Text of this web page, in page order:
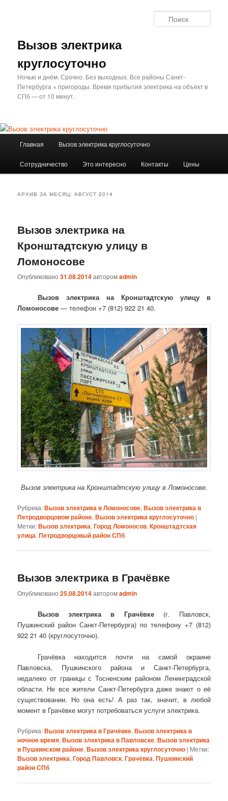
Вызов электрика
круглосуточно
Ночью и днём. Срочно. Без выходных. Все районы Санкт-
Петербурга + пригороды. Время прибытия электрика на объект в
СПб — от 10 минут.
Главная Вызов электрика круглосуточно
Сотрудничество Это интересно Контакты Цены
АРХИВ ЗА МЕСЯЦ:АВГУСТ 2014
Вызов электрика на
Кронштадтскую улицу в
Ломоносове
Опубликовано31.08.2014авторомadmin
Вызов электрика на Кронштадтскую улицу в
Ломоносове — телефон +7 (812) 922 21 40.
Вызов электрика на Кронштадтскую улицу в Ломоносове.
Рубрика:Вызов электрика в Ломоносове,Вызов электрика в
Петродворцовом районе,Вызов электрика круглосуточно |
Метки:Вызов электрика,Город Ломоносов,Кронштадтская
улица,Петродворцовый район СПб
Вызов электрика в Грачёвке
Опубликовано25.08.2014авторомadmin
Вызов электрика в Грачёвке (г. Павловск,
Пушкинский район Санкт-Петербурга) по телефону +7 (812)
922 21 40 (круглосуточно).
Грачёвка находится почти на самой окраине
Павловска, Пушкинского района и Санкт-Петербурга,
недалеко от границы с Тосненским районом Ленинградской
области. Не все жители Санкт-Петербурга даже знают о её
существовании. Но она есть! А раз так, значит, в любой
момент в Грачёвке могут потребоваться услуги электрика.
Рубрика:Вызов электрика в Грачёвке,Вызов электрика в
ночное время,Вызов электрика в Павловске,Вызов электрика
в Пушкинском районе,Вызов электрика круглосуточно | Метки:
Вызов электрика,Город Павловск,Грачёвка,Пушкинский
район СПб